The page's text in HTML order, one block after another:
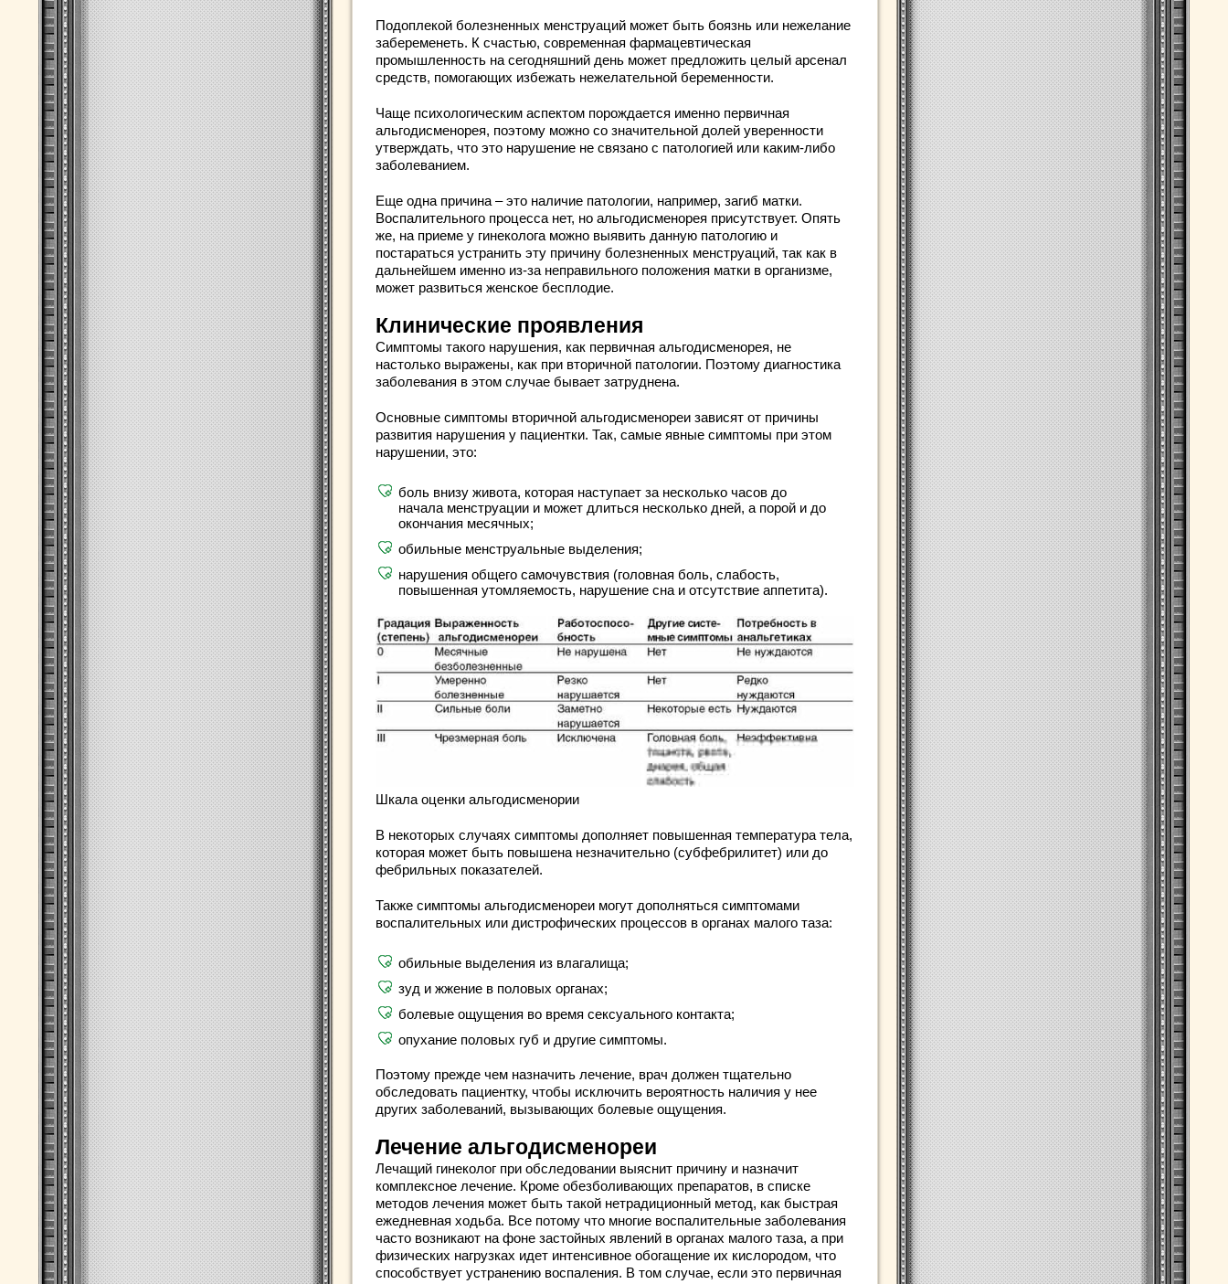
Подоплекой болезненных менструаций может быть боязнь или нежелание
забеременеть. К счастью, современная фармацевтическая
промышленность на сегодняшний день может предложить целый арсенал
средств, помогающих избежать нежелательной беременности.
Чаще психологическим аспектом порождается именно первичная
альгодисменорея, поэтому можно со значительной долей уверенности
утверждать, что это нарушение не связано с патологией или каким-либо
заболеванием.
Еще одна причина – это наличие патологии, например, загиб матки.
Воспалительного процесса нет, но альгодисменорея присутствует. Опять
же, на приеме у гинеколога можно выявить данную патологию и
постараться устранить эту причину болезненных менструаций, так как в
дальнейшем именно из-за неправильного положения матки в организме,
может развиться женское бесплодие.
Клинические проявления
Симптомы такого нарушения, как первичная альгодисменорея, не
настолько выражены, как при вторичной патологии. Поэтому диагностика
заболевания в этом случае бывает затруднена.
Основные симптомы вторичной альгодисменореи зависят от причины
развития нарушения у пациентки. Так, самые явные симптомы при этом
нарушении, это:
боль внизу живота, которая наступает за несколько часов до
начала менструации и может длиться несколько дней, а порой и до
окончания месячных;
обильные менструальные выделения;
нарушения общего самочувствия (головная боль, слабость,
повышенная утомляемость, нарушение сна и отсутствие аппетита).
Шкала оценки альгодисменории
В некоторых случаях симптомы дополняет повышенная температура тела,
которая может быть повышена незначительно (субфебрилитет) или до
фебрильных показателей.
Также симптомы альгодисменореи могут дополняться симптомами
воспалительных или дистрофических процессов в органах малого таза:
обильные выделения из влагалища;
зуд и жжение в половых органах;
болевые ощущения во время сексуального контакта;
опухание половых губ и другие симптомы.
Поэтому прежде чем назначить лечение, врач должен тщательно
обследовать пациентку, чтобы исключить вероятность наличия у нее
других заболеваний, вызывающих болевые ощущения.
Лечение альгодисменореи
Лечащий гинеколог при обследовании выяснит причину и назначит
комплексное лечение. Кроме обезболивающих препаратов, в списке
методов лечения может быть такой нетрадиционный метод, как быстрая
ежедневная ходьба. Все потому что многие воспалительные заболевания
часто возникают на фоне застойных явлений в органах малого таза, а при
физических нагрузках идет интенсивное обогащение их кислородом, что
способствует устранению воспаления. В том случае, если это первичная